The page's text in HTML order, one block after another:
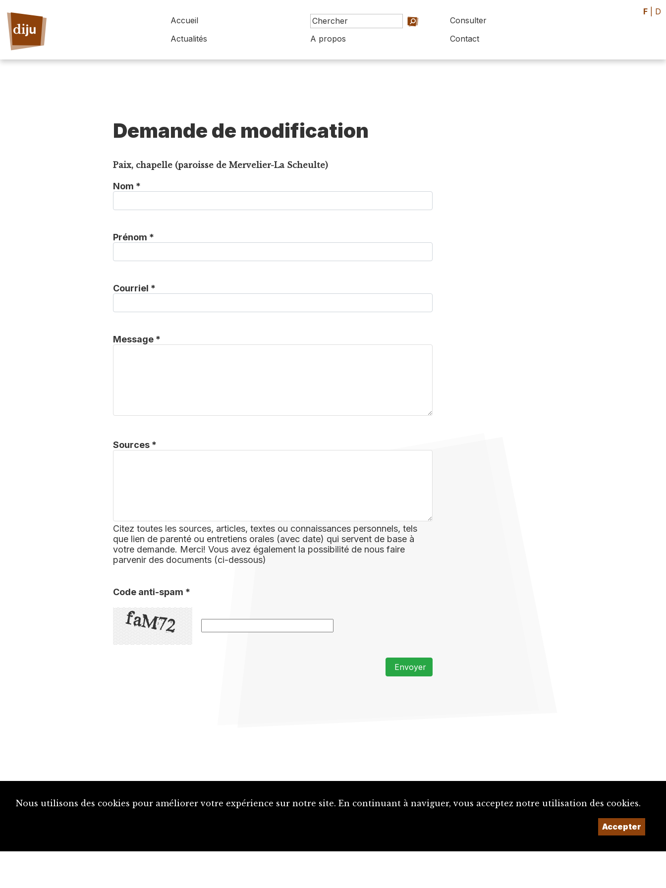
Accueil
Consulter
Actualités
A propos Contact
F D
Demande de modification
Paix, chapelle (paroisse de Mervelier-La Scheulte)
Nom *
Prénom *
Courriel *
Message *
Sources *
Citez toutes les sources, articles, textes ou connaissances personnels, tels
que lien de parenté ou entretiens orales (avec date) qui servent de base à
votre demande. Merci! Vous avez également la possibilité de nous faire
parvenir des documents (ci-dessous)
Code anti-spam *
Envoyer
Nous utilisons des cookies pour améliorer votre expérience sur notre site. En continuant à naviguer, vous acceptez notre utilisation des cookies.
Accepter